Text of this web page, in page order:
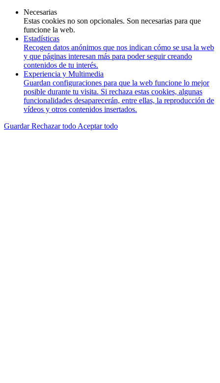
Necesarias
Estas cookies no son opcionales. Son necesarias para que
funcione la web.
Estadísticas
Recogen datos anónimos que nos indican cómo se usa la web
y que páginas interesan más para poder seguir creando
contenidos de tu interés.
Experiencia y Multimedia
Guardan configuraciones para que la web funcione lo mejor
posible durante tu visita. Si rechaza estas cookies, algunas
funcionalidades desaparecerán, entre ellas, la reproducción de
vídeos y otros contenidos insertados.
GuardarRechazar todo Aceptar todo